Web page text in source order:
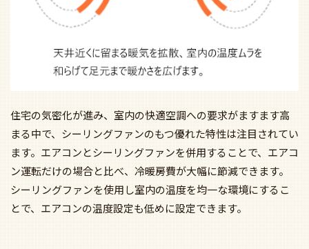
住宅の気密化が進み、室内の快適空調への要求がますます高
まる中で、シーリングファンのもつ優れた特性は注目されてい
ます。エアコンとシーリングファンを併用することで、エアコ
ン運転だけの場合と比べ、冷暖房費が大幅に節減できます。
シーリングファンを使用し室内の温度を均一な環境にするこ
とで、エアコンの温度設定も低めに設定できます。